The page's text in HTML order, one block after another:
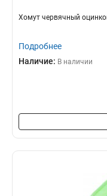
Хомут червячный
Подробнее
Наличие: В наличии